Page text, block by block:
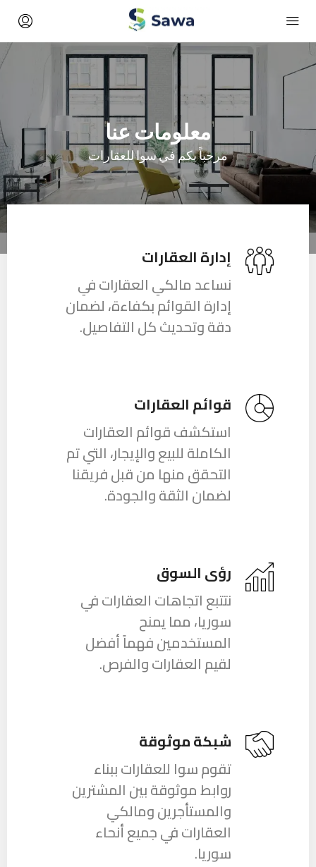
معلومات عنا
مرحباً بكم في سوا للعقارات
إدارة العقارات
نساعد مالكي العقارات في
إدارة القوائم بكفاءة، لضمان
دقة وتحديث كل التفاصيل.
قوائم العقارات
استكشف قوائم العقارات
الكاملة للبيع والإيجار، التي تم
التحقق منها من قبل فريقنا
لضمان الثقة والجودة.
رؤى السوق
نتتبع اتجاهات العقارات في
سوريا، مما يمنح
المستخدمين فهماً أفضل
لقيم العقارات والفرص.
شبكة موثوقة
تقوم سوا للعقارات ببناء
روابط موثوقة بين المشترين
والمستأجرين ومالكي
العقارات في جميع أنحاء
سوريا.